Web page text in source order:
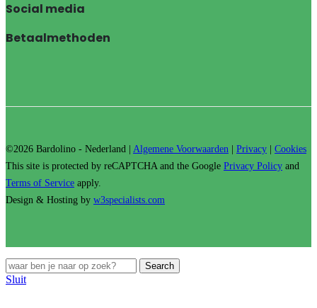
Social media
Betaalmethoden
©2026 Bardolino - Nederland | Algemene Voorwaarden Privacy
Cookies
This site is protected by reCAPTCHA and the Google Privacy Policy and
Terms of Service apply.
Design & Hosting by w3specialists.com
Search
Sluit